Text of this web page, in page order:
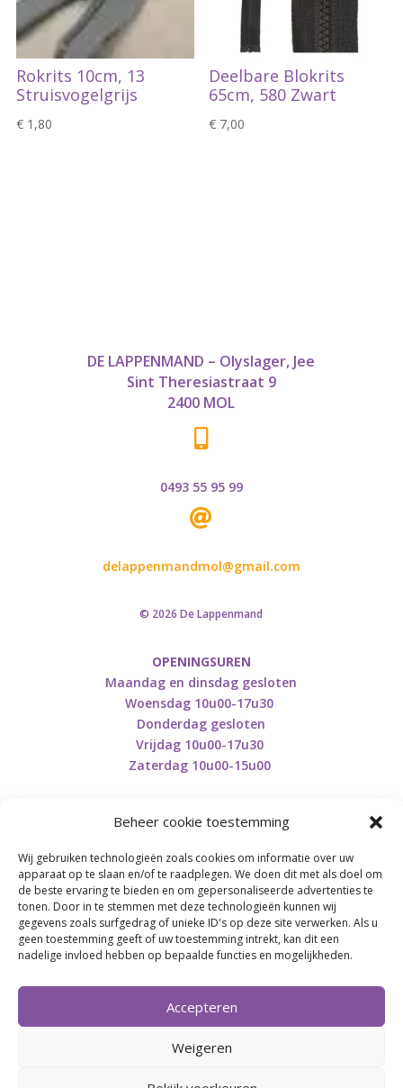
Beheer cookie toestemming
Wij gebruiken technologieën zoals cookies om informatie over uw
apparaat op te slaan en/of te raadplegen. We doen dit met als doel om
de beste ervaring te bieden en om gepersonaliseerde advertenties te
tonen. Door in te stemmen met deze technologieën kunnen wij
gegevens zoals surfgedrag of unieke ID's op deze site verwerken. Als u
geen toestemming geeft of uw toestemming intrekt, kan dit een
nadelige invloed hebben op bepaalde functies en mogelijkheden.
Accepteren
Weigeren
Rokrits 10cm, 13
Struisvogelgrijs
€1,80
Deelbare Blokrits
65cm, 580 Zwart
€ 7,00
DE LAPPENMAND – Olyslager, Jee
Sint Theresiastraat 9
2400 MOL

0493 55 95 99

delappenmandmol@gmail.com
© 2026 De Lappenmand
OPENINGSUREN
Maandag en dinsdag gesloten
Woensdag 10u00-17u30
Donderdag gesloten
Vrijdag 10u00-17u30
Zaterdag 10u00-15u00
Retourneren en herroepen
BE0746.853.082
BREI- EN HAAK-ATELJEE
Momenteel on hold wegens medische reden.
Heropstart september.